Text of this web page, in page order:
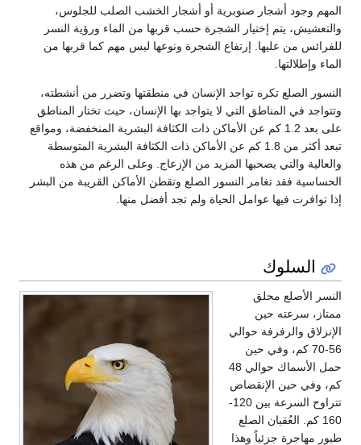
المهم وجود أشجار صنوبرية أو أشجار الخشب الصلب للجلوس،
والتعشيش، يتم إختيار الشجرة حسب قربها من الماء ورؤية النسر
للفرائس من عليها. إرتفاع الشجرة ونوعها ليس مهم كما قربها من
الماء وإطلالتها.
النسور الصلع تكره تواجد الإنسان في منطقتها وتضرر من أنشطته،
وتتواجد في المناطق التي لا يتواجد بها الإنسان، حيث تختار المناطق
على بعد 1.2 كم عن الأماكن ذات الكثافة البشرية المنخفضة، ومواقع
تبعد أكثر من 1.8 كم عن الأماكن ذات الكثافة البشرية المتوسطة
والعالية والتي يصحبها المزيد من الإزعاج. وعلى الرغم من هذه
الحساسية فقد تغامر النسور الصلع وتقطن الأماكن القريبة من البشر
إذا توافرت فيها عوامل الحياة ولم تجد أفضل منها.
السلوك
النسر الأصلع محلق
ممتاز، سرعته حين
الإنزلاق والرفرفة حوالي
56-70 كم، وفي حين
حمل الأسماك حوالي 48
كم، وفي حين الإنقضاض
تتراوح السرعة بين 120-
160 كم. العُقبان الصلع
طيور مهاجرة جزئياً وهذا